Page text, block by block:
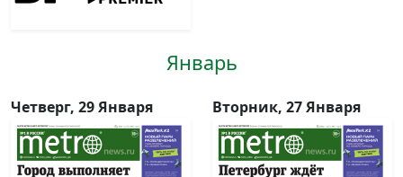
Январь
Четверг, 29 Января Вторник, 27 Января